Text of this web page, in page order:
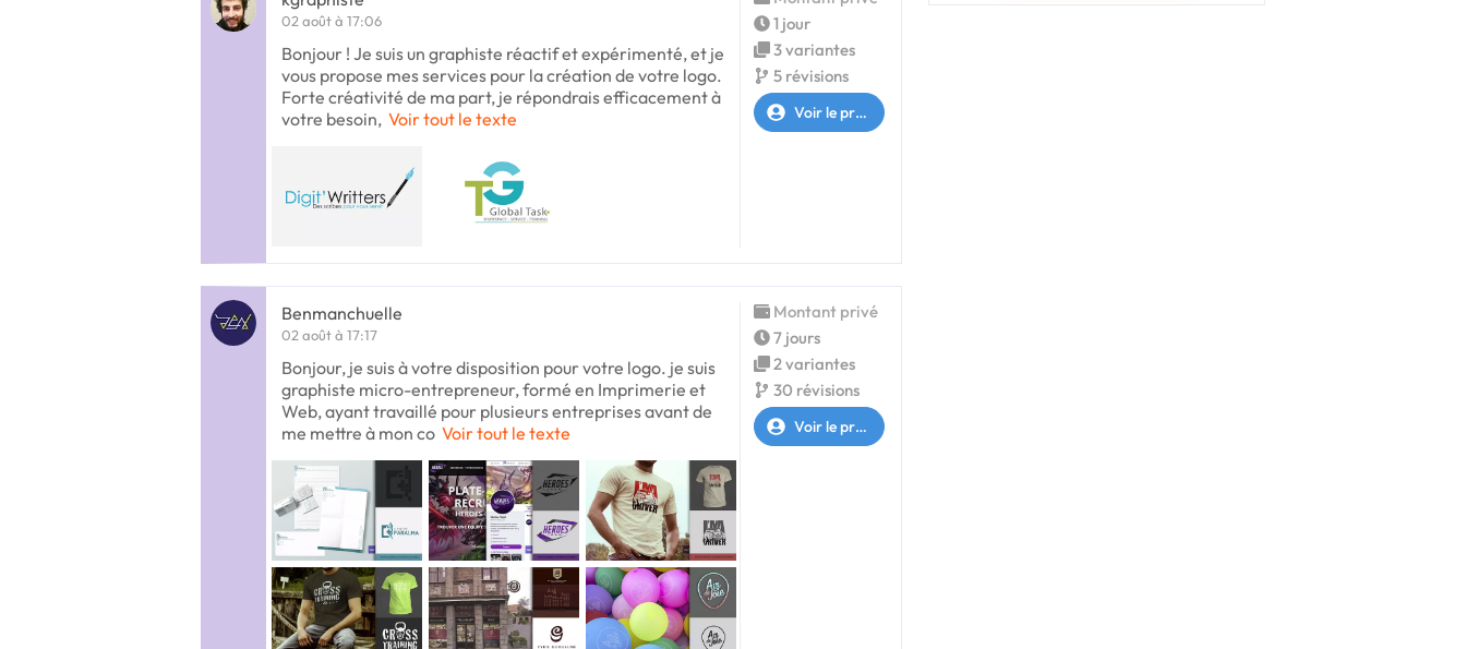
02 août à 17:06
Bonjour ! Je suis un graphiste réactif et expérimenté, et je
vous propose mes services pour la création de votre logo.
Forte créativité de ma part, je répondrais efficacement à
votre besoin, Voir tout le texte
1 jour
3 variantes
5 révisions
Voir le profil
Benmanchuelle
02 août à 17:17
Bonjour, je suis à votre disposition pour votre logo. je suis
graphiste micro-entrepreneur, formé en Imprimerie et
Web, ayant travaillé pour plusieurs entreprises avant de
me mettre à mon co Voir tout le texte
Montant privé
7 jours
2 variantes
30 révisions
Voir le profil